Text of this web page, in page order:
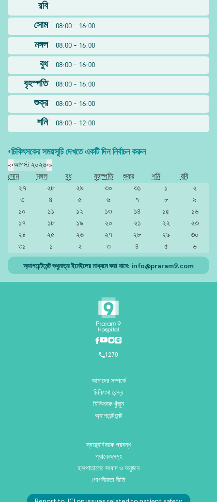
রবি
সোম
08:00 - 16:00
মঙ্গল
08:00 - 16:00
বুধ
08:00 - 16:00
বৃহস্পতি
08:00 - 16:00
শুক্র
08:00 - 16:00
শনি
08:00 - 12:00
*চিকিৎসকের সময়সূচি দেখতে একটি দিন নির্বাচন করুন
«‹আগস্ট ২০২৬›»
সোম
মঙ্গল বুধ বৃহস্পতি শুক্র শনি
রবি
২৭
২৮ ২৯ ৩০ ৩১ ১
২
৩
৪ ৫ ৬ ৭ ৮
৯
১০
১১ ১২ ১৩ ১৪ ১৫
১৬
১৭
১৮ ১৯ ২০ ২১ ২২
২৩
২৪
২৫ ২৬ ২৭ ২৮ ২৯
৩০
৩১
১ ২ ৩ ৪ ৫ ৬
অ্যাপয়েন্টমেন্ট শুধুমাত্র ইমেইলের মাধ্যমে করা যাবে: info@praram9.com
1270
আমাদের সম্পর্কে
চিকিৎসা কেন্দ্র
চিকিৎসক খুঁজুন
অ্যাপয়েন্টমেন্ট
স্বাস্থ্যবিষয়ক প্রবন্ধ
প্যাকেজসমূহ
হাসপাতালের সংবাদ ও অনুষ্ঠান
গোপনীয়তা নীতি